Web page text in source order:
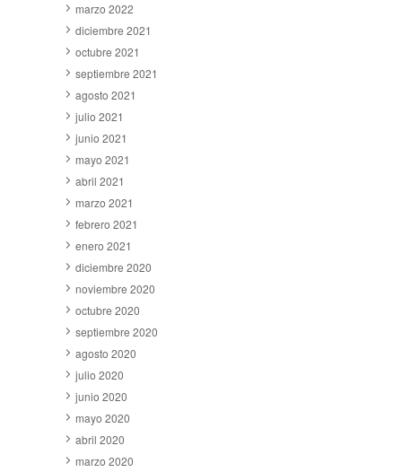
marzo 2022
diciembre 2021
octubre 2021
septiembre 2021
agosto 2021
julio 2021
junio 2021
mayo 2021
abril 2021
marzo 2021
febrero 2021
enero 2021
diciembre 2020
noviembre 2020
octubre 2020
septiembre 2020
agosto 2020
julio 2020
junio 2020
mayo 2020
abril 2020
marzo 2020